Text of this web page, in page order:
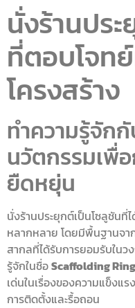
นั่งร้านปร
ที่ตอบโจท
โครงสร้าง
ทำความรู้จัก
นวัตกรรมเพื่
ยืดหยุ่น
นั่งร้านประยุกต์เป็นโซลูชันที่
หลากหลาย โดยมีพื้นฐานจา
สากลที่ได้รับการยอมรับในว
รู้จักในชื่อScaffolding
เด่นในเรื่องของความแข็งแ
การติดตั้งและรื้อถอน